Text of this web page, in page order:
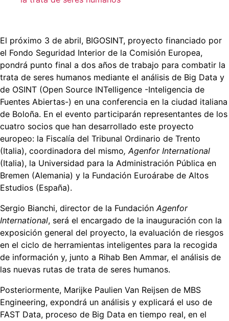
El próximo 3 de abril, BIGOSINT, proyecto financiado por
el Fondo Seguridad Interior de la Comisión Europea,
pondrá punto final a dos años de trabajo para combatir la
trata de seres humanos mediante el análisis de Big Data y
de OSINT (Open Source INTelligence -Inteligencia de
Fuentes Abiertas-) en una conferencia en la ciudad italiana
de Boloña. En el evento participarán representantes de los
cuatro socios que han desarrollado este proyecto
europeo: la Fiscalía del Tribunal Ordinario de Trento
(Italia), coordinadora del mismo, Agenfor International
(Italia), la Universidad para la Administración Pública en
Bremen (Alemania) y la Fundación Euroárabe de Altos
Estudios (España).
Sergio Bianchi, director de la FundaciónAgenfor
International, será el encargado de la inauguración con la
exposición general del proyecto, la evaluación de riesgos
en el ciclo de herramientas inteligentes para la recogida
de información y, junto a Rihab Ben Ammar, el análisis de
las nuevas rutas de trata de seres humanos.
Posteriormente, Marijke Paulien Van Reijsen de MBS
Engineering, expondrá un análisis y explicará el uso de
FAST Data, proceso de Big Data en tiempo real, en el